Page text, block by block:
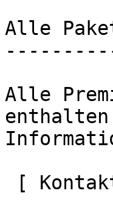
Alle
Alle